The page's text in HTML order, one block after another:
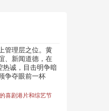
管理层之位。黄
、新闻道德，在
热诚，目击明争暗
争夺眼前一杯
喜剧港片和综艺节